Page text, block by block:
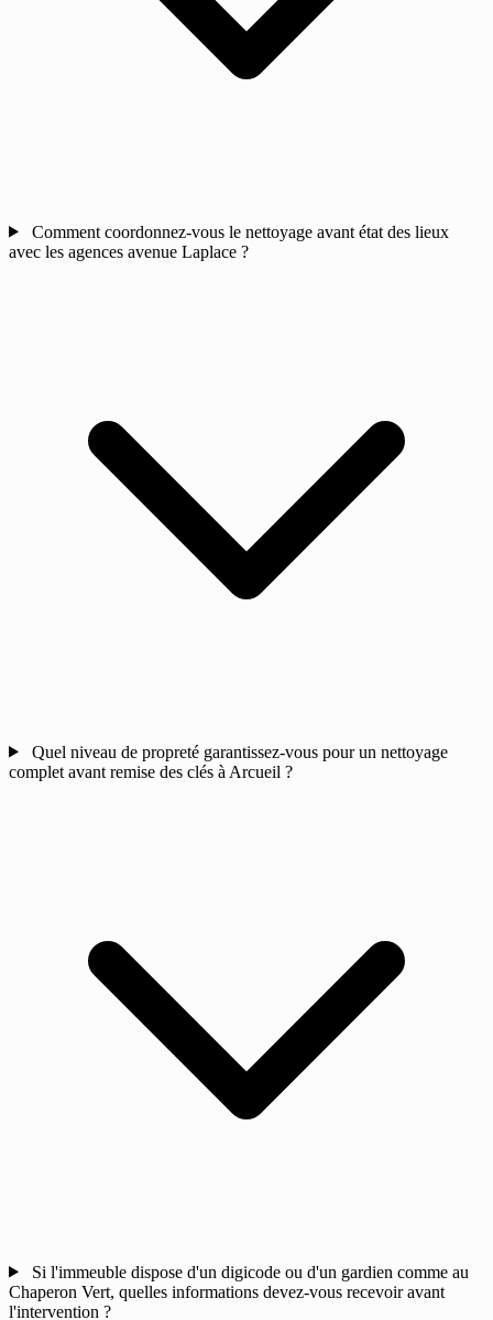
Comment coordonnez-vous le nettoyage avant état des lieux
avec les agences avenue Laplace ?
Quel niveau de propreté garantissez-vous pour un nettoyage
complet avant remise des clés à Arcueil ?
Si l'immeuble dispose d'un digicode ou d'un gardien comme au
Chaperon Vert, quelles informations devez-vous recevoir avant
l'intervention ?